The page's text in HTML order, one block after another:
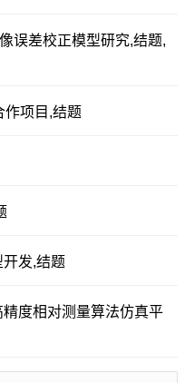
误差校正模型研究,结题,
作项目,结题
发,结题
度相对测量算法仿真平